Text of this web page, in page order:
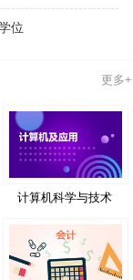
位
更多+
计算机科学与技术